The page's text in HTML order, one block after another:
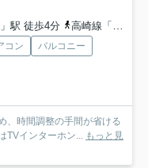
駅 徒歩4分
高崎線「上尾」駅 バス19分 「羽貫駅前（バス）」 停歩5分
コン
バルコニー
、時間調整の手間が省ける
TVインターホン...
もっと見